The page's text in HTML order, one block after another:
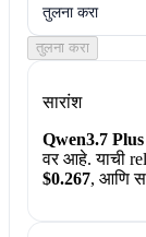
तुलना करा
तुलना करा
सारांश
Qwen3.7 Plus
वर आहे. याची
$0.267, आणि